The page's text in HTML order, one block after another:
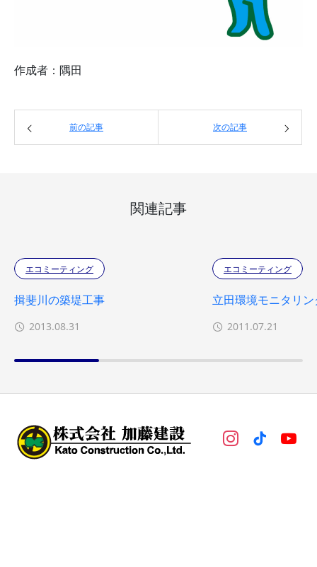
作成者：隅田
前の記事 次の記事
関連記事
エコミーティング
揖斐川の築堤工事
2013.08.31
エコミーティング
立田環境モニタリン
2011.07.21